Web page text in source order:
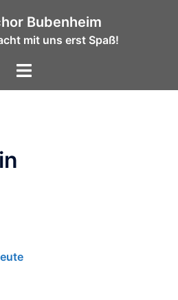
Bubenheim
mit uns erst Spaß!
Menü